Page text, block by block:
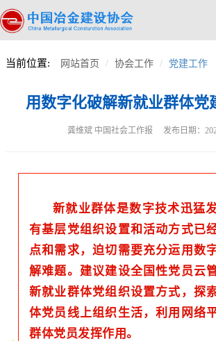
当前位置: 网站首页 协会工作 党建工作
用数字化破解新就业群体党
龚维斌 中国社会工作报 发布日期：
新就业群体是数字技术迅猛
有基层党组织设置和活动方式已
点和需求，迫切需要充分运用数
解难题。建议建设全国性党员云
新就业群体党组织设置方式，探
体党员线上组织生活，利用网络
群体党员发挥作用。